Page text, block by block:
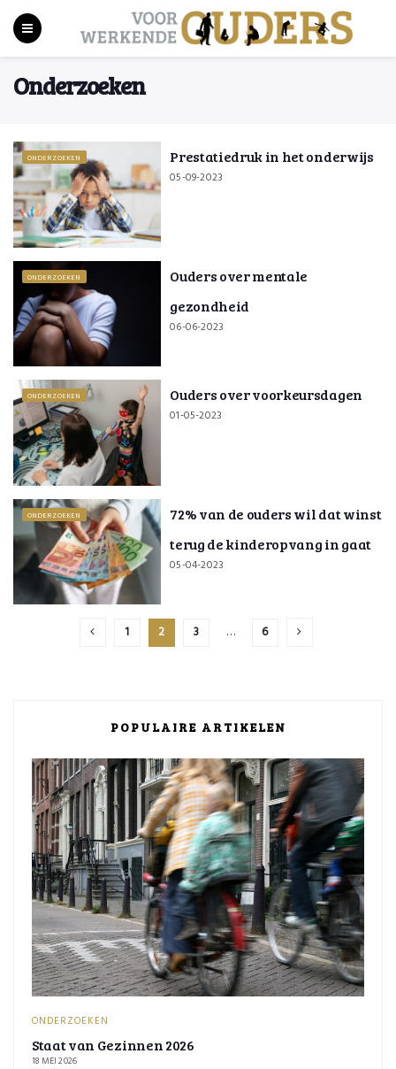
Onderzoeken
ONDERZOEKEN Prestatiedruk in het onderwijs
05-09-2023
ONDERZOEKEN
Ouders over mentale
gezondheid
06-06-2023
ONDERZOEKEN Ouders over voorkeursdagen
01-05-2023
ONDERZOEKEN
72% van de ouders wil dat winst
terug de kinderopvang in gaat
05-04-2023
1 2 3 … 6
POPULAIRE ARTIKELEN
ONDERZOEKEN
Staat van Gezinnen 2026
18 MEI 2026